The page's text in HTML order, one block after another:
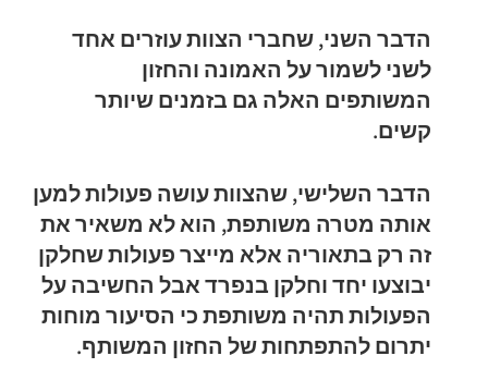
הדבר השני, שחברי הצוות עוזרים אחד
לשני לשמור על האמונה והחזון
המשותפים האלה גם בזמנים שיותר
קשים.
הדבר השלישי, שהצוות עושה פעולות למען
אותה מטרה משותפת, הוא לא משאיר את
זה רק בתאוריה אלא מייצר פעולות שחלקן
יבוצעו יחד וחלקן בנפרד אבל החשיבה על
הפעולות תהיה משותפת כי הסיעור מוחות
יתרום להתפתחות של החזון המשותף.